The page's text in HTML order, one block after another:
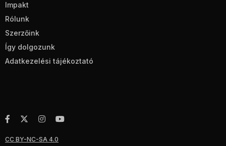
Impakt
Rólunk
Szerzőink
Így dolgozunk
Adatkezelési tájékoztató
CC BY-NC-SA 4.0